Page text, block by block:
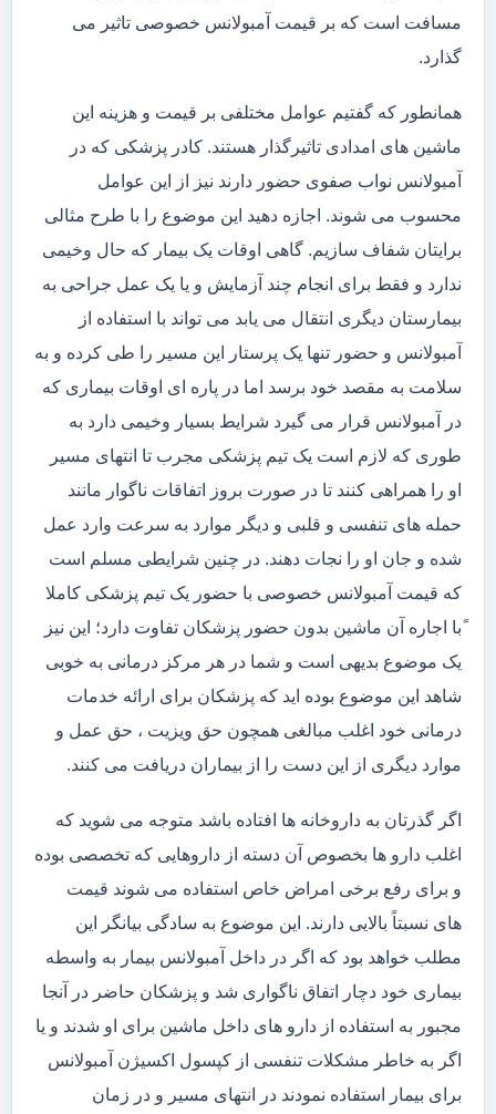
مسافت است که بر قیمت آمبولانس خصوصی تاثیر می
گذارد.
همانطور که گفتیم عوامل مختلفی بر قیمت و هزینه این
ماشین های امدادی تاثیرگذار هستند. کادر پزشکی که در
آمبولانس نواب صفوی حضور دارند نیز از این عوامل
محسوب می شوند. اجازه دهید این موضوع را با طرح مثالی
برایتان شفاف سازیم. گاهی اوقات یک بیمار که حال وخیمی
ندارد و فقط برای انجام چند آزمایش و یا یک عمل جراحی به
بیمارستان دیگری انتقال می یابد می تواند با استفاده از
آمبولانس و حضور تنها یک پرستار این مسیر را طی کرده و به
سلامت به مقصد خود برسد اما در پاره ای اوقات بیماری که
در آمبولانس قرار می گیرد شرایط بسیار وخیمی دارد به
طوری که لازم است یک تیم پزشکی مجرب تا انتهای مسیر
او را همراهی کنند تا در صورت بروز اتفاقات ناگوار مانند
حمله های تنفسی و قلبی و دیگر موارد به سرعت وارد عمل
شده و جان او را نجات دهند. در چنین شرایطی مسلم است
که قیمت آمبولانس خصوصی با حضور یک تیم پزشکی کاملا
ًبا اجاره آن ماشین بدون حضور پزشکان تفاوت دارد؛ این نیز
یک موضوع بدیهی است و شما در هر مرکز درمانی به خوبی
شاهد این موضوع بوده اید که پزشکان برای ارائه خدمات
درمانی خود اغلب مبالغی همچون حق ویزیت ، حق عمل و
موارد دیگری از این دست را از بیماران دریافت می کنند.
اگر گذرتان به داروخانه ها افتاده باشد متوجه می شوید که
اغلب دارو ها بخصوص آن دسته از داروهایی که تخصصی بوده
و برای رفع برخی امراض خاص استفاده می شوند قیمت
های نسبتاً بالایی دارند. این موضوع به سادگی بیانگر این
مطلب خواهد بود که اگر در داخل آمبولانس بیمار به واسطه
بیماری خود دچار اتفاق ناگواری شد و پزشکان حاضر در آنجا
مجبور به استفاده از دارو های داخل ماشین برای او شدند و یا
اگر به خاطر مشکلات تنفسی از کپسول اکسیژن آمبولانس
برای بیمار استفاده نمودند در انتهای مسیر و در زمان